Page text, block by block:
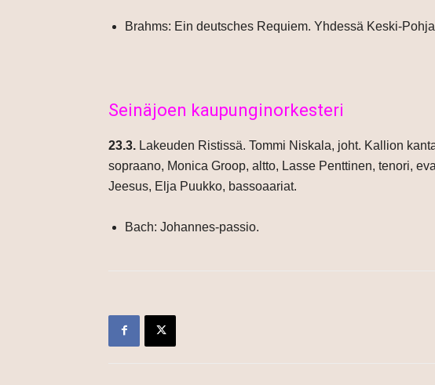
Brahms: Ein deutsches Requiem. Yhdessä Keski-
Seinäjoen kaupunginorkesteri
23.3. Lakeuden Ristissä. Tommi Niskala, joht. Kallion
sopraano, Monica Groop, altto, Lasse Penttinen, tenori,
Jeesus, Elja Puukko, bassoaariat.
Bach: Johannes-passio.